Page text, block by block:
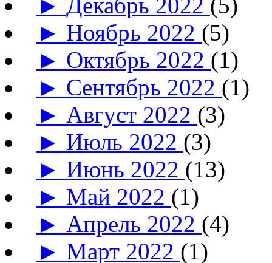
► Ноябрь 2022 (5)
► Октябрь 2022 (1)
► Сентябрь 2022 (1)
► Август 2022 (3)
► Июль 2022 (3)
► Июнь 2022 (13)
► Май 2022 (1)
► Апрель 2022 (4)
► Март 2022 (1)